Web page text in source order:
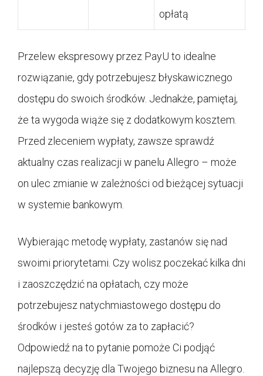
opłatą
Przelew ekspresowy przez PayU to idealne
rozwiązanie, gdy potrzebujesz błyskawicznego
dostępu do swoich środków. Jednakże, pamiętaj,
że ta wygoda wiąże się z dodatkowym kosztem.
Przed zleceniem wypłaty, zawsze sprawdź
aktualny czas realizacji w panelu Allegro – może
on ulec zmianie w zależności od bieżącej sytuacji
w systemie bankowym.
Wybierając metodę wypłaty, zastanów się nad
swoimi priorytetami. Czy wolisz poczekać kilka dni
i zaoszczędzić na opłatach, czy może
potrzebujesz natychmiastowego dostępu do
środków i jesteś gotów za to zapłacić?
Odpowiedź na to pytanie pomoże Ci podjąć
najlepszą decyzję dla Twojego biznesu na Allegro.